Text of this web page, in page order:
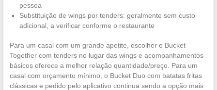
pessoa
Substituição de wings por tenders: geralmente sem custo
adicional, a verificar conforme o restaurante
Para um casal com um grande apetite, escolher o Bucket
Together com tenders no lugar das wings e acompanhamentos
básicos oferece a melhor relação quantidade/preço. Para um
casal com orçamento mínimo, o Bucket Duo com batatas fritas
clássicas e pedido pelo aplicativo continua sendo a opção mais